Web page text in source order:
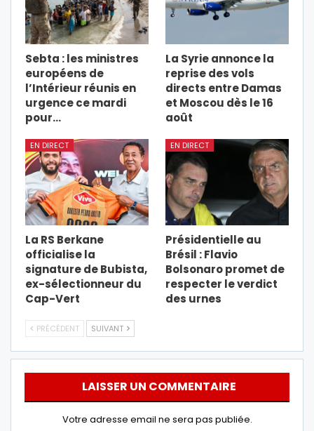
Sebta : les ministres
européens de
l’Intérieur réunis en
urgence ce mardi
pour…
La Syrie annonce la
reprise des vols
directs entre Damas
et Moscou dès le 16
août
EN DIRECT
La RS Berkane
officialise la
signature de Bubista,
ex-sélectionneur du
Cap-Vert
EN DIRECT
Présidentielle au
Brésil : Flavio
Bolsonaro promet de
respecter le verdict
des urnes
PRÉCÉDENT SUIVANT
LAISSER UN COMMENTAIRE
Votre adresse email ne sera pas publiée.